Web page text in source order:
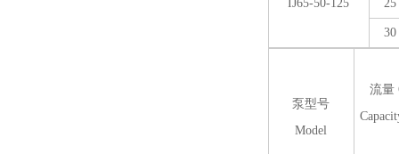
IJ65-50-125 25
30
泵型号
Model
流量